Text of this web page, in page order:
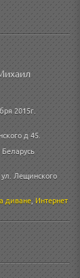
2015г.
д 45.
Лещинского
диване,Интернет